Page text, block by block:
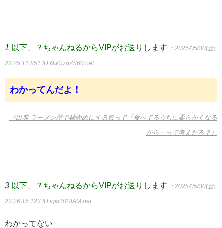
1 以下、？ちゃんねるからVIPがお送りします ：2025/05/30(金)
23:25:11.851 ID:NwUzgZS60.net
わかってんだよ！
（出典 ラーメン屋で麺固めにする奴って「食べてるうちに柔らかくなる
から」って考えだろ？）
3 以下、？ちゃんねるからVIPがお送りします ：2025/05/30(金)
23:26:15.123 ID:igmT0HlAM.net
わかってない